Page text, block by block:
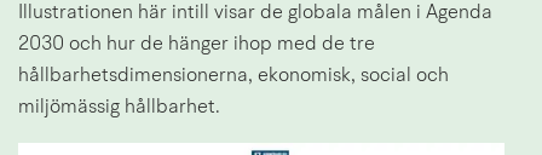
Illustrationen här intill visar de globala målen i Agenda
2030 och hur de hänger ihop med de tre
hållbarhetsdimensionerna, ekonomisk, social och
miljömässig hållbarhet.